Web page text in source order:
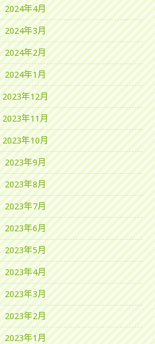
2024年4月
2024年3月
2024年2月
2024年1月
2023年12月
2023年11月
2023年10月
2023年9月
2023年8月
2023年7月
2023年6月
2023年5月
2023年4月
2023年3月
2023年2月
2023年1月